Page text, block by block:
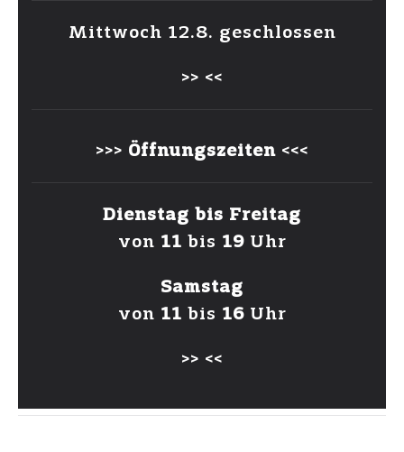
Mai 6, 2022
ZURÜCK ZUR ÜBERSICHT
-cubic zirconia:cz 2 & 3mm, verschiedene
Mittwoch 12.8. geschlossen
>> <<
>>> Öffnungszeiten <<<
Dienstag bis Freitag
von 11 bis 19Uhr
Samstag
von 11 bis 16Uhr
>> <<